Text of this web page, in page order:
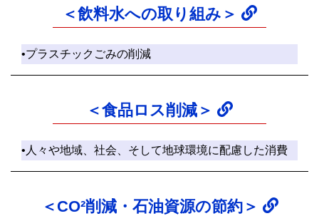
＜飲料水への取り組み＞
•プラスチックごみの削減
＜食品ロス削減＞
•人々や地域、社会、そして地球環境に配慮した消費
＜CO²削減・石油資源の節約＞